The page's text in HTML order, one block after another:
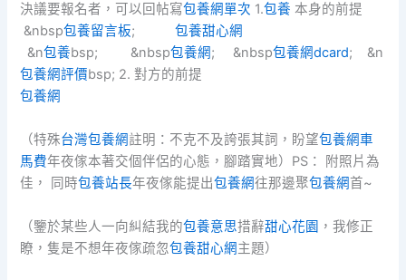
決議要報名者，可以回帖寫包養網單次 1.包養 本身的前提
&nbsp包養留言板;包養甜心網
&n包養bsp; &nbsp包養網; &nbsp包養網dcard; &n
包養網評價bsp; 2. 對方的前提
包養網
（特殊台灣包養網註明：不克不及誇張其詞，盼望包養網車
馬費年夜傢本著交個伴侶的心態，腳踏實地）PS： 附照片為
佳， 同時包養站長年夜傢能提出包養網往那邊聚包養網首~
（鑒於某些人一向糾結我的包養意思措辭甜心花園 ，我修正
瞭，隻是不想年夜傢疏忽包養甜心網主題）